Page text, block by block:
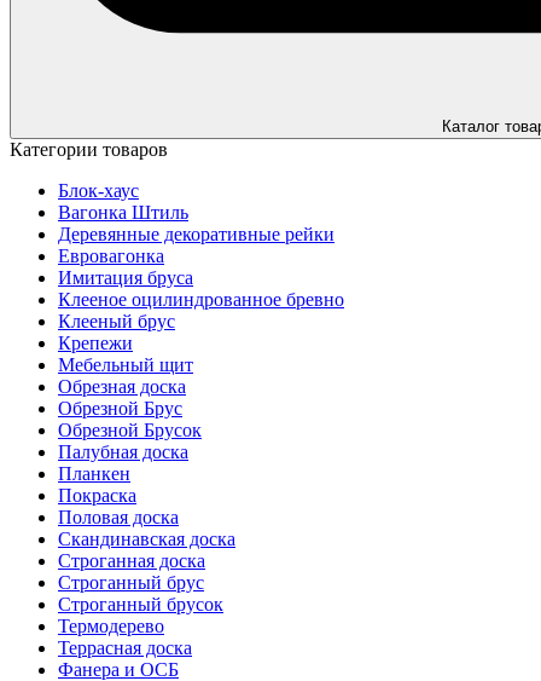
Каталог
Категории товаров
Блок-хаус
Вагонка Штиль
Деревянные декоративные рейки
Евровагонка
Имитация бруса
Клееное оцилиндрованное бревно
Клееный брус
Крепежи
Мебельный щит
Обрезная доска
Обрезной Брус
Обрезной Брусок
Палубная доска
Планкен
Покраска
Половая доска
Скандинавская доска
Строганная доска
Строганный брус
Строганный брусок
Термодерево
Террасная доска
Фанера и ОСБ